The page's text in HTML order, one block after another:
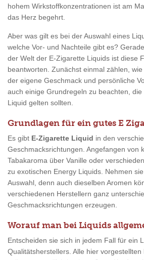
hohem Wirkstoffkonzentrationen ist am
das Herz begehrt.
Aber was gilt es bei der Auswahl eines
welche Vor- und Nachteile gibt es?
der Welt der E-Zigarette Liquids ist diese
beantworten. Zunächst einmal zählen,
der eigene Geschmack und persönliche
auch einige Grundregeln zu beachten,
Liquid gelten sollten.
Grundlagen für ein gutes E
Es gibt E-Zigarette Liquid in den
Geschmacksrichtungen. Angefangen von
Tabakaroma über Vanille oder
zu exotischen Energy Liquids. Nehmen
Auswahl, denn auch dieselben Aromen
verschiedenen Herstellern ganz
Geschmacksrichtungen erzeugen.
Worauf man bei Liquids
Entscheiden sie sich in jedem Fall für ein
Qualitätsherstellers. Alle hier